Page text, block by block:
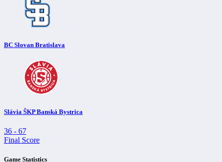
BC Slovan Bratislava
Slávia ŠKP Banská Bystrica
36 - 67
Final Score
Game Statistics